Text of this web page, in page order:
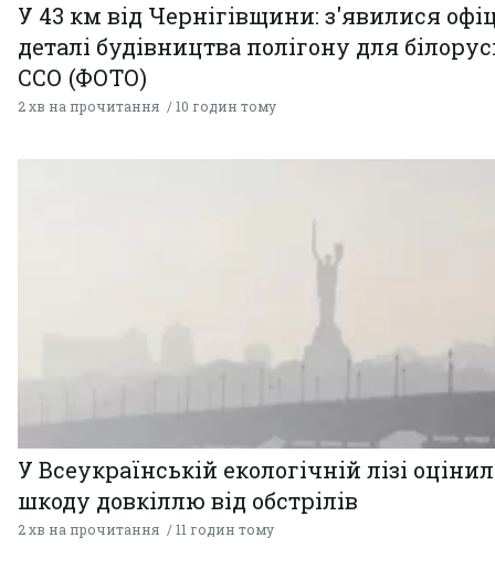
У 43 км від Чернігівщини: з'явилися
деталі будівництва полігону для
ССО (ФОТО)
2 хв на прочитання 10 годин тому
У Всеукраїнській екологічній лізі
шкоду довкіллю від обстрілів
2 хв на прочитання 11 годин тому